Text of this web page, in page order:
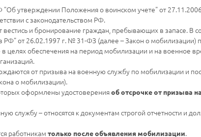
"Об утверждении Положения о воинском учете" от
с законодательством РФ.
и бронирование граждан, пребывающих в запасе. В
РФ" от 26.02.1997 г. № 31-ФЗ (далее – Закон о
обеспечения на период мобилизации и на военное
от призыва на военную службу по мобилизации и
о мобилизации).
оформлены удостоверенияоб отсрочке от призыва
службу – относятся к документам строгой отчетности и
работникам только после объявления мобилизации.